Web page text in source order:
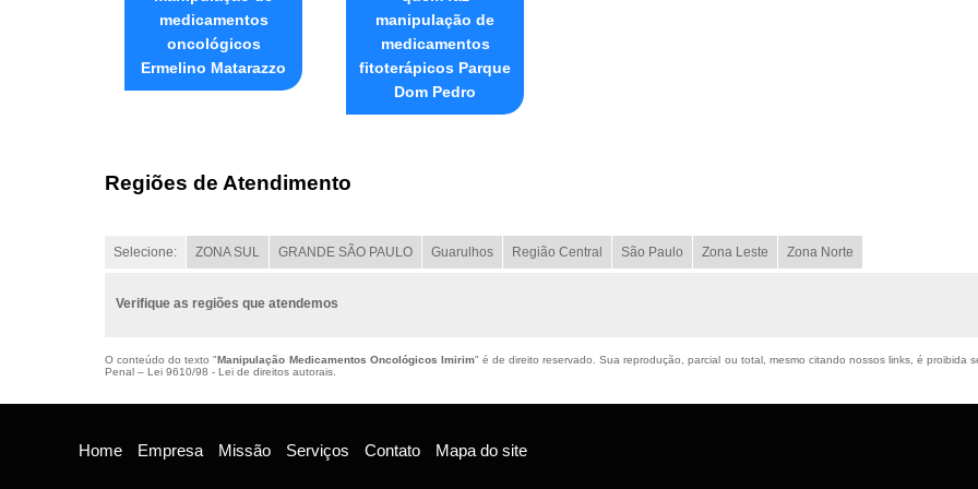
medicamentos
oncológicos
Ermelino Matarazzo
manipulação de
medicamentos
fitoterápicos Parque
Dom Pedro
Regiões de Atendimento
Selecione: ZONA SUL GRANDE SÃO PAULO Guarulhos Região Central São Paulo Zona Leste Zona Norte
Verifique as regiões que atendemos
O conteúdo do texto "Manipulação Medicamentos Oncológicos Imirim" é de direito reservado. Sua reprodução, parcial ou total, mesmo citando nossos links, é
Penal – Lei 9610/98 - Lei de direitos autorais
Home Empresa Missão Serviços Contato Mapa do site